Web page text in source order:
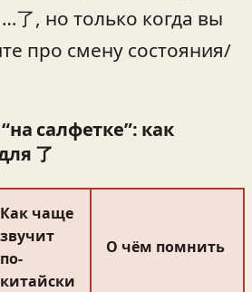
了, но только когда вы
про смену состояния/
салфетке”: как
了
Как чаще
звучит
по-
китайски
О чём помнить